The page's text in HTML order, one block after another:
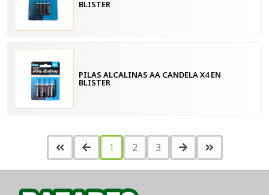
BLISTER
PILAS ALCALINAS AA CANDELA X4 EN
BLISTER
1 2 3